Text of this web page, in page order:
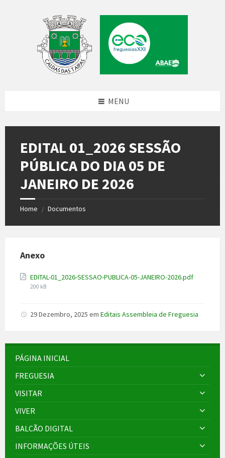
MENU
EDITAL 01_2026 SESSÃO
PÚBLICA DO DIA 05 DE
JANEIRO DE 2026
Home / Documentos
Anexo
EDITAL-01_2026-SESSAO-PUBLICA-05-JANEIRO-2026.pdf
200 kB
29 Dezembro, 2025 em Editais Assembleia de Freguesia
PÁGINA INICIAL
FREGUESIA
VISITAR
VIVER
BALCÃO DIGITAL
INFORMAÇÕES ÚTEIS